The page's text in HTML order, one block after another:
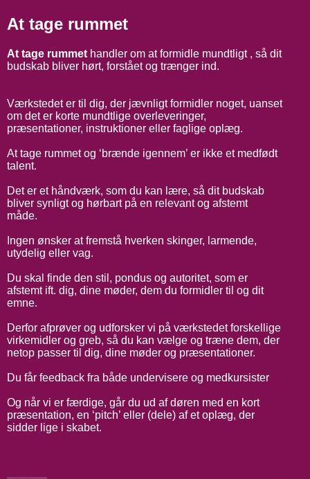
At tage rummet
At tage rummet handler om at formidle mundtligt , så dit
budskab bliver hørt, forstået og trænger ind.
Værkstedet er til dig, der jævnligt formidler noget, uanset
om det er korte mundtlige overleveringer,
præsentationer, instruktioner eller faglige oplæg.
At tage rummet og ‘brænde igennem’ er ikke et medfødt
talent.
Det er et håndværk, som du kan lære, så dit budskab
bliver synligt og hørbart på en relevant og afstemt
måde.
Ingen ønsker at fremstå hverken skinger, larmende,
utydelig eller vag.
Du skal finde den stil, pondus og autoritet, som er
afstemt ift. dig, dine møder, dem du formidler til og dit
emne.
Derfor afprøver og udforsker vi på værkstedet forskellige
virkemidler og greb, så du kan vælge og træne dem, der
netop passer til dig, dine møder og præsentationer.
Du får feedback fra både undervisere og medkursister
Og når vi er færdige, går du ud af døren med en kort
præsentation, en ‘pitch’ eller (dele) af et oplæg, der
sidder lige i skabet.